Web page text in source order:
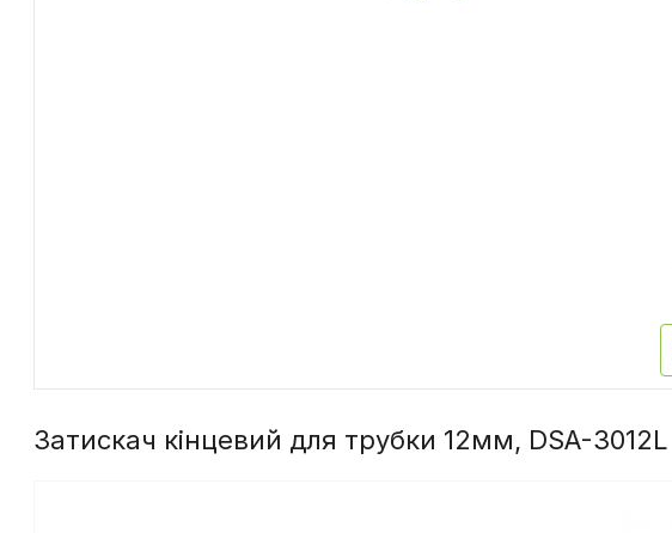
Затискач кінцевий для трубки 12мм, DSA-3012L